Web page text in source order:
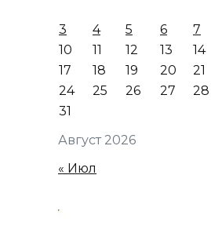
Август 2026
3
4 5 6 7
10
11 12 13 14
17
18 19 20 21
24
25 26 27 28
31
« Июл